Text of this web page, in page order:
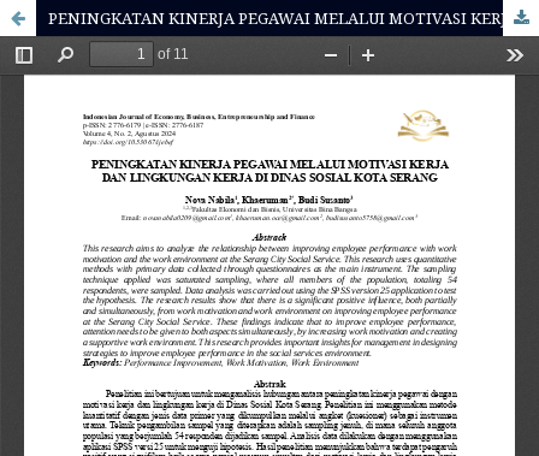
PENINGKATAN KINERJA PEGAWAI MELALUI MOTIVASI KERJA DAN LINGKUNGAN KERJA DI DINAS SOSIAL KOTA SERANG